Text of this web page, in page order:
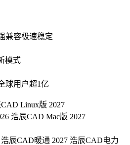
兼容极速稳定
模式
球用户超1亿
Linux版 2027
浩辰CAD Mac版 2027
浩辰CAD暖通 2027 浩辰CAD电力